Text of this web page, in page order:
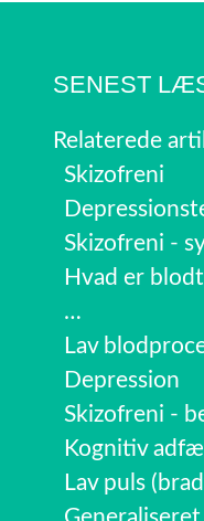
SENEST
Relaterede
Skizofreni
Skizofreni -
Hvad er
…
Lav
Depression
Skizofreni -
Kognitiv
Lav puls